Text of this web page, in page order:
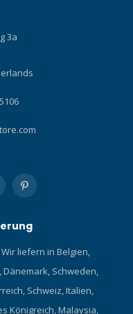
3a
liefern in Belgien,
Schweden,
Schweiz, Italien,
Königreich, Malaysia,